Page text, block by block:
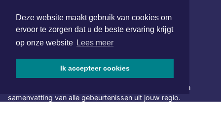
Deze website maakt gebruik van cookies om
ervoor te zorgen dat u de beste ervaring krijgt
op onze website Lees meer
Ik accepteer cookies
SOCIAL MEDIA
NIEUWSBRIEF AANMELDEN
Schrijf je in voor onze nieuwsbrief en krijg wekelijks een
samenvatting van alle gebeurtenissen uit jouw regio.